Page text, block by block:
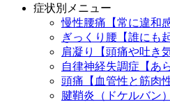
症状別メニュー
慢性腰痛【常に違和
ぎっくり腰【誰にも
肩凝り【頭痛や吐き
自律神経失調症【あ
頭痛【血管性と筋肉
腱鞘炎（ドケルバン